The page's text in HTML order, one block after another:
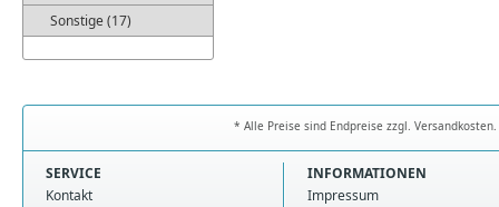
Sonstige (17)
* Alle Preise sind Endpreise zzgl.
SERVICE
Kontakt
INFORMATIONEN
Impressum